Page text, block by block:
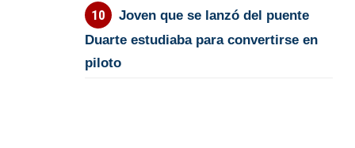
Joven que se lanzó del puente
Duarte estudiaba para convertirse en
piloto